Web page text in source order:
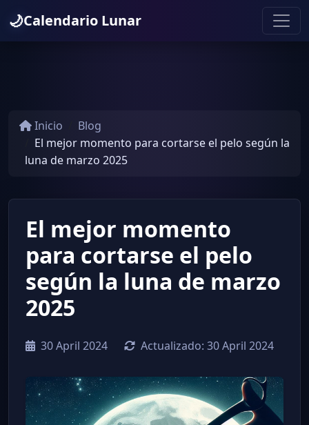
🌙Calendario Lunar
Inicio
Blog
El mejor momento para cortarse el pelo según la
luna de marzo 2025
El mejor momento
para cortarse el pelo
según la luna de marzo
2025
30 April 2024 Actualizado: 30 April 2024